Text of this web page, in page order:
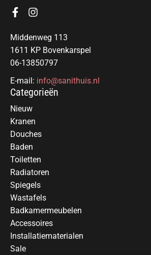
Middenweg 113
1611 KP Bovenkarspel
06-13850797
E-mail: info@sanithuis.nl
Categorieën
Nieuw
Kranen
Douches
Baden
Toiletten
Radiatoren
Spiegels
Wastafels
Badkamermeubelen
Accessoires
Installatiematerialen
Sale